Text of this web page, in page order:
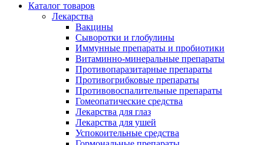
Каталог товаров
Лекарства
Вакцины
Сыворотки и глобулины
Иммунные препараты и пробиотики
Витаминно-минеральные препараты
Противопаразитарные препараты
Противогрибковые препараты
Противовоспалительные препараты
Гомеопатические средства
Лекарства для глаз
Лекарства для ушей
Успокоительные средства